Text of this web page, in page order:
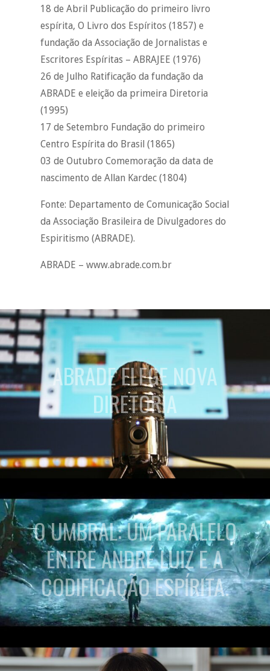
18 de Abril Publicação do primeiro livro
espírita, O Livro dos Espíritos (1857) e
fundação da Associação de Jornalistas e
Escritores Espíritas – ABRAJEE (1976)
26 de Julho Ratificação da fundação da
ABRADE e eleição da primeira Diretoria
(1995)
17 de Setembro Fundação do primeiro
Centro Espírita do Brasil (1865)
03 de Outubro Comemoração da data de
nascimento de Allan Kardec (1804)
Fonte: Departamento de Comunicação Social
da Associação Brasileira de Divulgadores do
Espiritismo (ABRADE).
ABRADE – www.abrade.com.br
ABRADE ELEGE NOVA
DIRETORIA
O UMBRAL: UM PARALELO
ENTRE ANDRÉ LUIZ E A
CODIFICAÇÃO ESPÍRITA.